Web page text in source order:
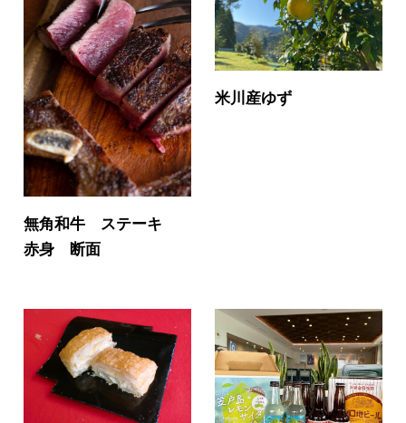
無角和牛 ステーキ
赤身 断面
米川産ゆず